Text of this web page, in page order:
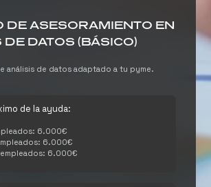
DE ASESORAMIENTO EN
DATOS (BÁSICO)
análisis de datos adaptado a tu pyme.
de la ayuda:
6.000€
6.000€
6.000€